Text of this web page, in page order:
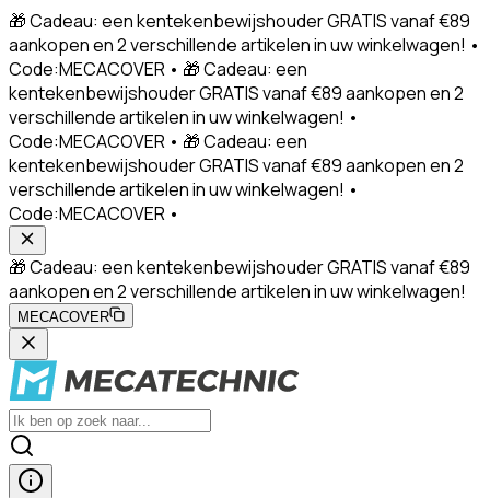
🎁 Cadeau: een kentekenbewijshouder GRATIS vanaf €89
aankopen en 2 verschillende artikelen in uw winkelwagen! •
Code:MECACOVER • 🎁 Cadeau: een
kentekenbewijshouder GRATIS vanaf €89 aankopen en 2
verschillende artikelen in uw winkelwagen! •
Code:MECACOVER • 🎁 Cadeau: een
kentekenbewijshouder GRATIS vanaf €89 aankopen en 2
verschillende artikelen in uw winkelwagen! •
Code:MECACOVER •
🎁 Cadeau: een kentekenbewijshouder GRATIS vanaf €89
aankopen en 2 verschillende artikelen in uw winkelwagen!
MECACOVER